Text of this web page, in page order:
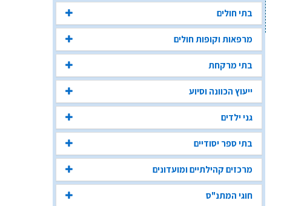
בתי חולים
מרפאות וקופות חולים
בתי מרקחת
ייעוץ הכוונה וסיוע
גני ילדים
בתי ספר יסודיים
מרכזים קהילתיים ומועדונים
חוגי המתנ"ס